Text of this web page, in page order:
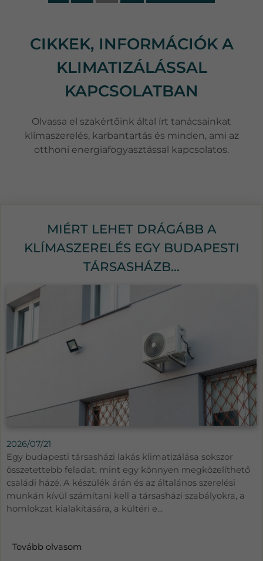
CIKKEK, INFORMÁCIÓK A
KLIMATIZÁLÁSSAL
KAPCSOLATBAN
Olvassa el szakértőink által írt tanácsainkat
klímaszerelés, karbantartás és minden, ami az
otthoni energiafogyasztással kapcsolatos.
MIÉRT LEHET DRÁGÁBB A
KLÍMASZERELÉS EGY BUDAPESTI
TÁRSASHÁZB...
2026/07/21
Egy budapesti társasházi lakás klimatizálása sokszor
összetettebb feladat, mint egy könnyen megközelíthető
családi házé. A készülék árán és az általános szerelési
munkán kívül számítani kell a társasházi szabályokra, a
homlokzat kialakítására, a kültéri e...
Tovább olvasom